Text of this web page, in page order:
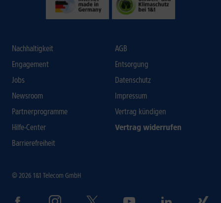
Nachhaltigkeit
Engagement
Jobs
Newsroom
Partnerprogramme
Hilfe-Center
Barrierefreiheit
AGB
Entsorgung
Datenschutz
Impressum
Vertrag kündigen
Vertrag widerrufen
© 2026 1&1 Telecom GmbH